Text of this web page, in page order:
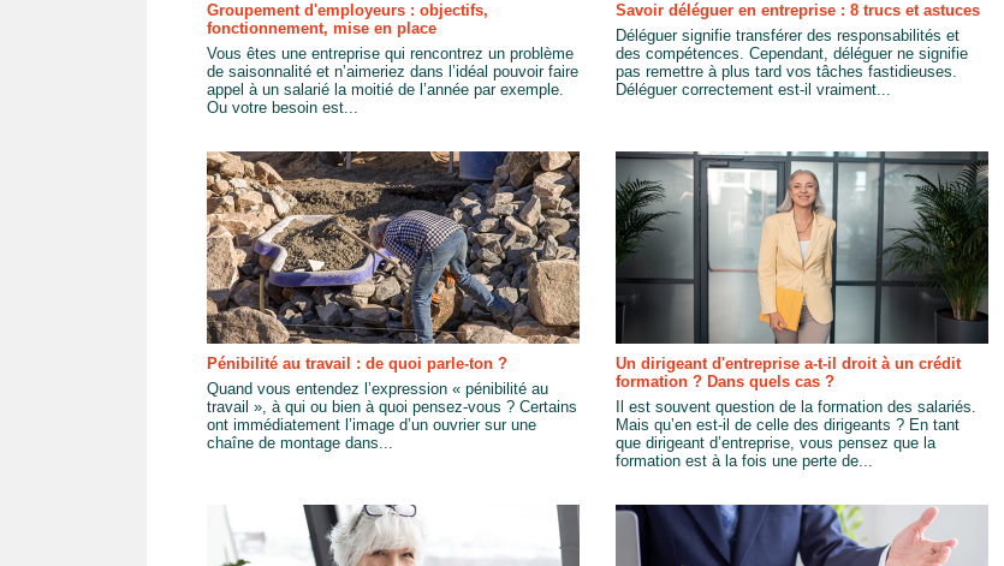
Groupement d'employeurs : objectifs,
fonctionnement, mise en place
Vous êtes une entreprise qui rencontrez un problème
de saisonnalité et n’aimeriez dans l’idéal pouvoir faire
appel à un salarié la moitié de l’année par exemple.
Ou votre besoin est...
Savoir déléguer en entreprise : 8 trucs et astuces
Déléguer signifie transférer des responsabilités et
des compétences. Cependant, déléguer ne signifie
pas remettre à plus tard vos tâches fastidieuses.
Déléguer correctement est-il vraiment...
Pénibilité au travail : de quoi parle-ton ?
Quand vous entendez l’expression « pénibilité au
travail », à qui ou bien à quoi pensez-vous ? Certains
ont immédiatement l’image d’un ouvrier sur une
chaîne de montage dans...
Un dirigeant d'entreprise a-t-il droit à un crédit
formation ? Dans quels cas ?
Il est souvent question de la formation des salariés.
Mais qu’en est-il de celle des dirigeants ? En tant
que dirigeant d’entreprise, vous pensez que la
formation est à la fois une perte de...